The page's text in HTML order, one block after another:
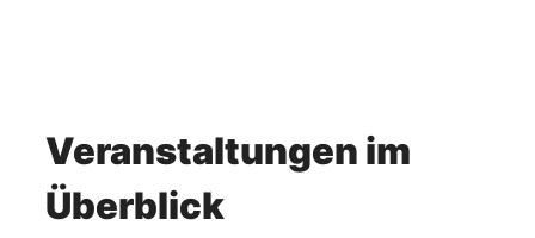
Veranstaltungen im
Überblick